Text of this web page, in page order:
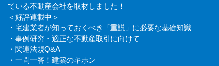
ている不動産会社を取材しました！
＜好評連載中＞
・宅建業者が知っておくべき「重説」に必要な基礎知識
・事例研究・適正な不動産取引に向けて
・関連法規Q&A
・一問一答！建築のキホン